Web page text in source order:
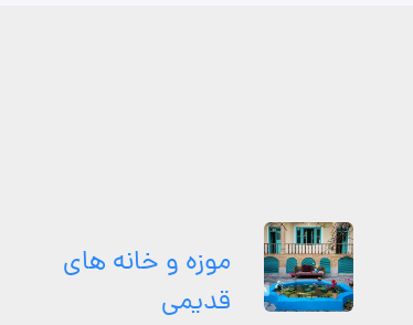
موزه و خانه های
قدیمی